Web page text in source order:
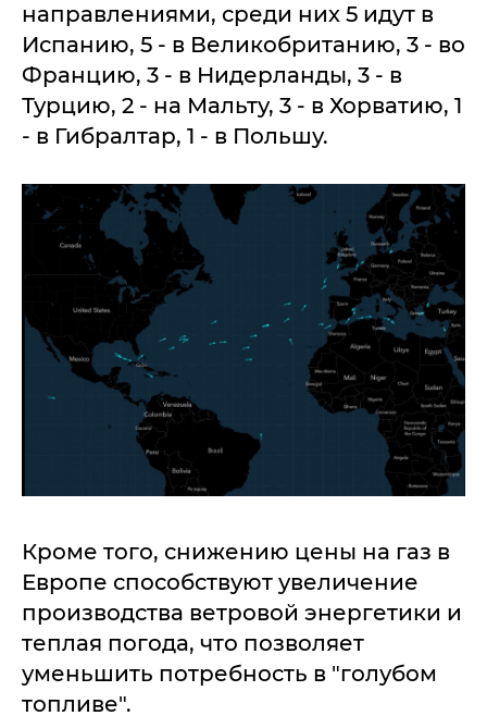
направлениями, среди них 5 идут в
Испанию, 5 - в Великобританию, 3 - во
Францию, 3 - в Нидерланды, 3 - в
Турцию, 2 - на Мальту, 3 - в Хорватию, 1
- в Гибралтар, 1 - в Польшу.
Кроме того, снижению цены на газ в
Европе способствуют увеличение
производства ветровой энергетики и
теплая погода, что позволяет
уменьшить потребность в "голубом
топливе".